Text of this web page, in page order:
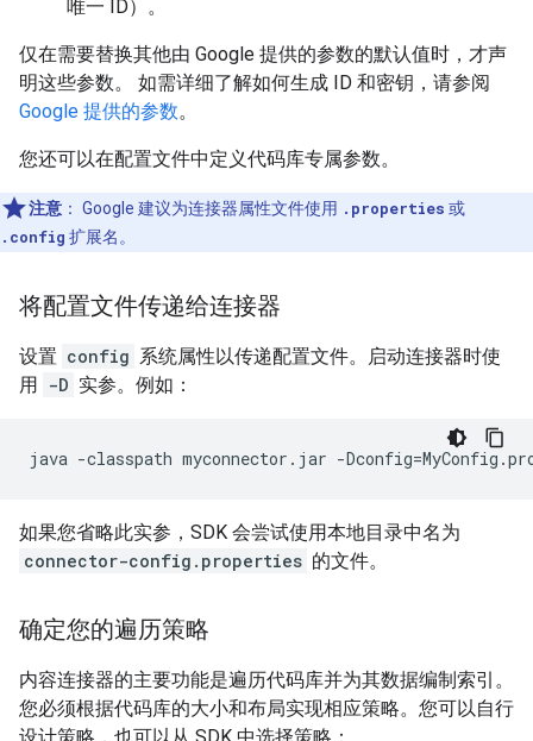
唯一 ID）。
仅在需要替换其他由 Google 提供的参数的默认值时，才声
明这些参数。 如需详细了解如何生成 ID 和密钥，请参阅
Google 提供的参数。
您还可以在配置文件中定义代码库专属参数。
注意 ： Google 建议为连接器属性文件使用 .properties 或
.config 扩展名。
将配置文件传递给连接器
设置 config 系统属性以传递配置文件。启动连接器时使
用 -D 实参。例如：
java -classpath myconnector.jar -Dconfig=
如果您省略此实参，SDK 会尝试使用本地目录中名为
connector-config.properties 的文件。
确定您的遍历策略
内容连接器的主要功能是遍历代码库并为其数据编制索引。
您必须根据代码库的大小和布局实现相应策略。您可以自行